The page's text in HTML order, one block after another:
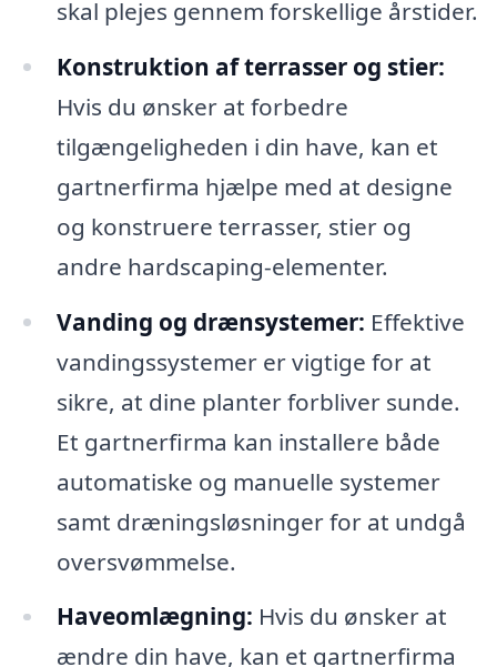
skal plejes gennem forskellige årstider.
Konstruktion af terrasser og stier:
Hvis du ønsker at forbedre
tilgængeligheden i din have, kan et
gartnerfirma hjælpe med at designe
og konstruere terrasser, stier og
andre hardscaping-elementer.
Vanding og drænsystemer: Effektive
vandingssystemer er vigtige for at
sikre, at dine planter forbliver sunde.
Et gartnerfirma kan installere både
automatiske og manuelle systemer
samt dræningsløsninger for at undgå
oversvømmelse.
Haveomlægning: Hvis du ønsker at
ændre din have, kan et gartnerfirma